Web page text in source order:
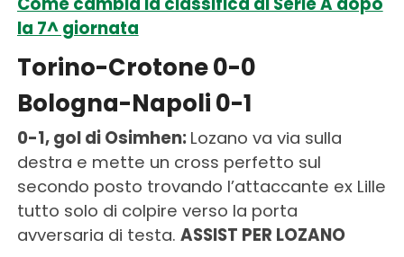
la 7^ giornata
Torino-Crotone 0-0
Bologna-Napoli 0-1
0-1, gol di Osimhen: Lozano va via sulla
destra e mette un cross perfetto sul
secondo posto trovando l’attaccante ex Lille
tutto solo di colpire verso la porta
avversaria di testa. ASSIST PER LOZANO